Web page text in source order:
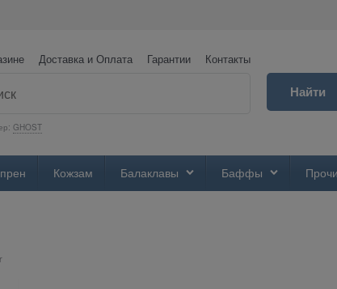
Доставка и Оплата Гарантии Контакты
GHOST
Найти
Кожзам Балаклавы Баффы